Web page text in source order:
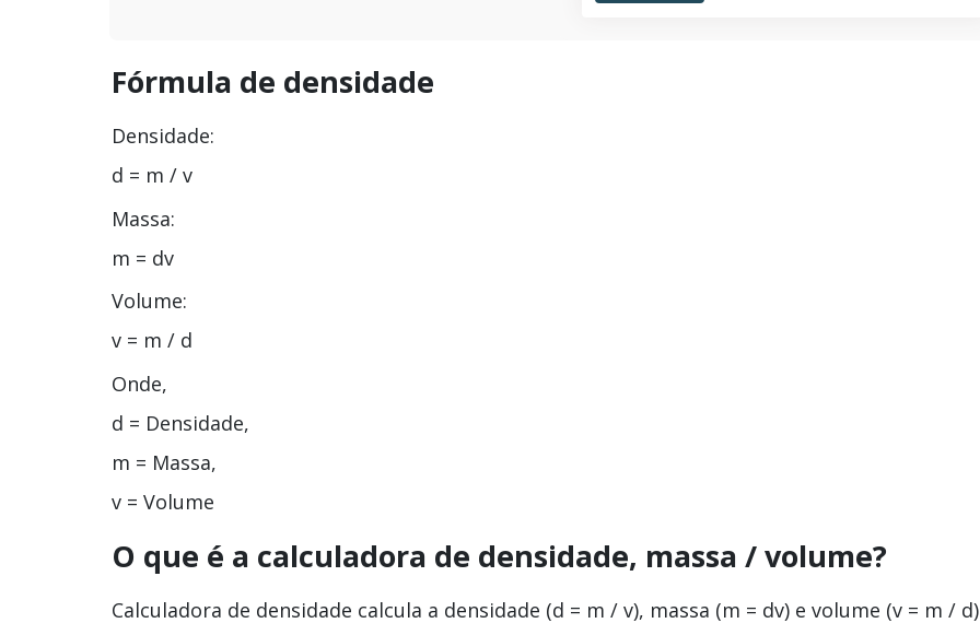
Fórmula de densidade
Densidade:
d = m / v
Massa:
m = dv
Volume:
v = m / d
Onde,
d = Densidade,
m = Massa,
v = Volume
O que é a calculadora de densidade, massa / volume?
Calculadora de densidade calcula a densidade (d = m / v), massa (m = dv) e volume (v = m /